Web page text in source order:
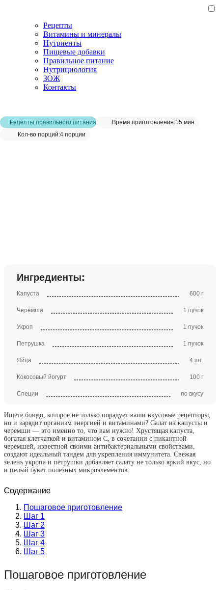
Рецепты
Витамины и минералы
Нутриенты
Пищевые добавки
Правильное питание
Нутрициология
ЗОЖ
Контакты
Рецепты правильного питания Время приготовления:15 мин
Кол-во порций:4 порции
Ингредиенты:
Капуста 600 г
Черемша 1 пучок
Укроп 1 пучок
Петрушка 1 пучок
Яйца 4 шт.
Кокосовый йогурт 100 г
Специи по вкусу
Ищете блюдо, которое не только порадует ваши вкусовые рецепторы,
но и зарядит организм энергией и витаминами? Салат из капусты и
черемши — это именно то, что вам нужно! Хрустящая капуста,
богатая клетчаткой и витамином C, в сочетании с пикантной
черемшей, известной своими антибактериальными свойствами,
создают идеальный тандем для укрепления иммунитета. Свежая
зелень укропа и петрушки добавляет салату не только яркий вкус, но
и целый букет полезных микроэлементов.
Содержание
Пошаговое приготовление
Шаг 1
Шаг 2
Шаг 3
Шаг 4
Шаг 5
Пошаговое приготовление